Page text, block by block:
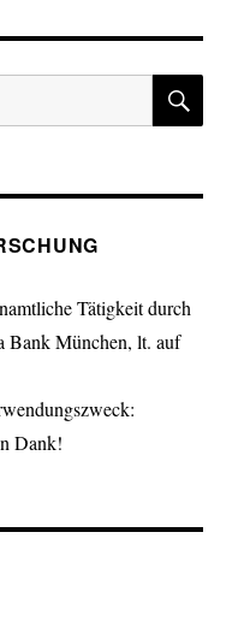
Tätigkeit durch
Bank München, lt. auf
Dank!